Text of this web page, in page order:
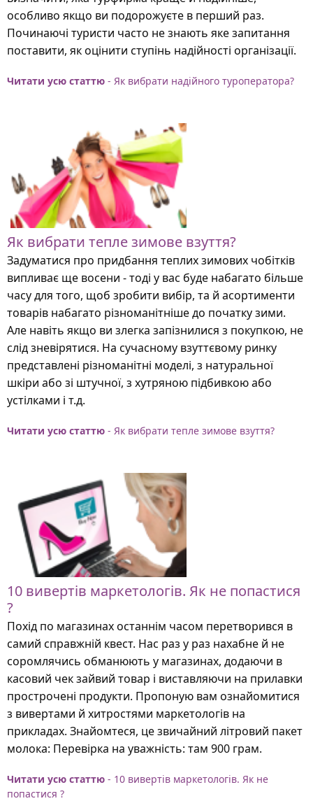
особливо якщо ви подорожуєте в перший раз.
Починаючі туристи часто не знають яке запитання
поставити, як оцінити ступінь надійності організації.
Читати усю статтю - Як вибрати надійного туроператора?
Як вибрати тепле зимове взуття?
Задуматися про придбання теплих зимових чобітків
випливає ще восени - тоді у вас буде набагато більше
часу для того, щоб зробити вибір, та й асортименти
товарів набагато різноманітніше до початку зими.
Але навіть якщо ви злегка запізнилися з покупкою, не
слід зневірятися. На сучасному взуттєвому ринку
представлені різноманітні моделі, з натуральної
шкіри або зі штучної, з хутряною підбивкою або
устілками і т.д.
Читати усю статтю - Як вибрати тепле зимове взуття?
10 вивертів маркетологів. Як не попастися
?
Похід по магазинах останнім часом перетворився в
самий справжній квест. Нас раз у раз нахабне й не
соромлячись обманюють у магазинах, додаючи в
касовий чек зайвий товар і виставляючи на прилавки
прострочені продукти. Пропоную вам ознайомитися
з вивертами й хитростями маркетологів на
прикладах. Знайомтеся, це звичайний літровий пакет
молока: Перевірка на уважність: там 900 грам.
Читати усю статтю - 10 вивертів маркетологів. Як не
попастися ?